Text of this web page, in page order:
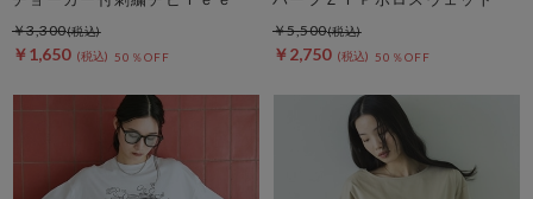
￥1,650 50％OFF
￥3,300
￥2,750 50％OFF
￥5,500